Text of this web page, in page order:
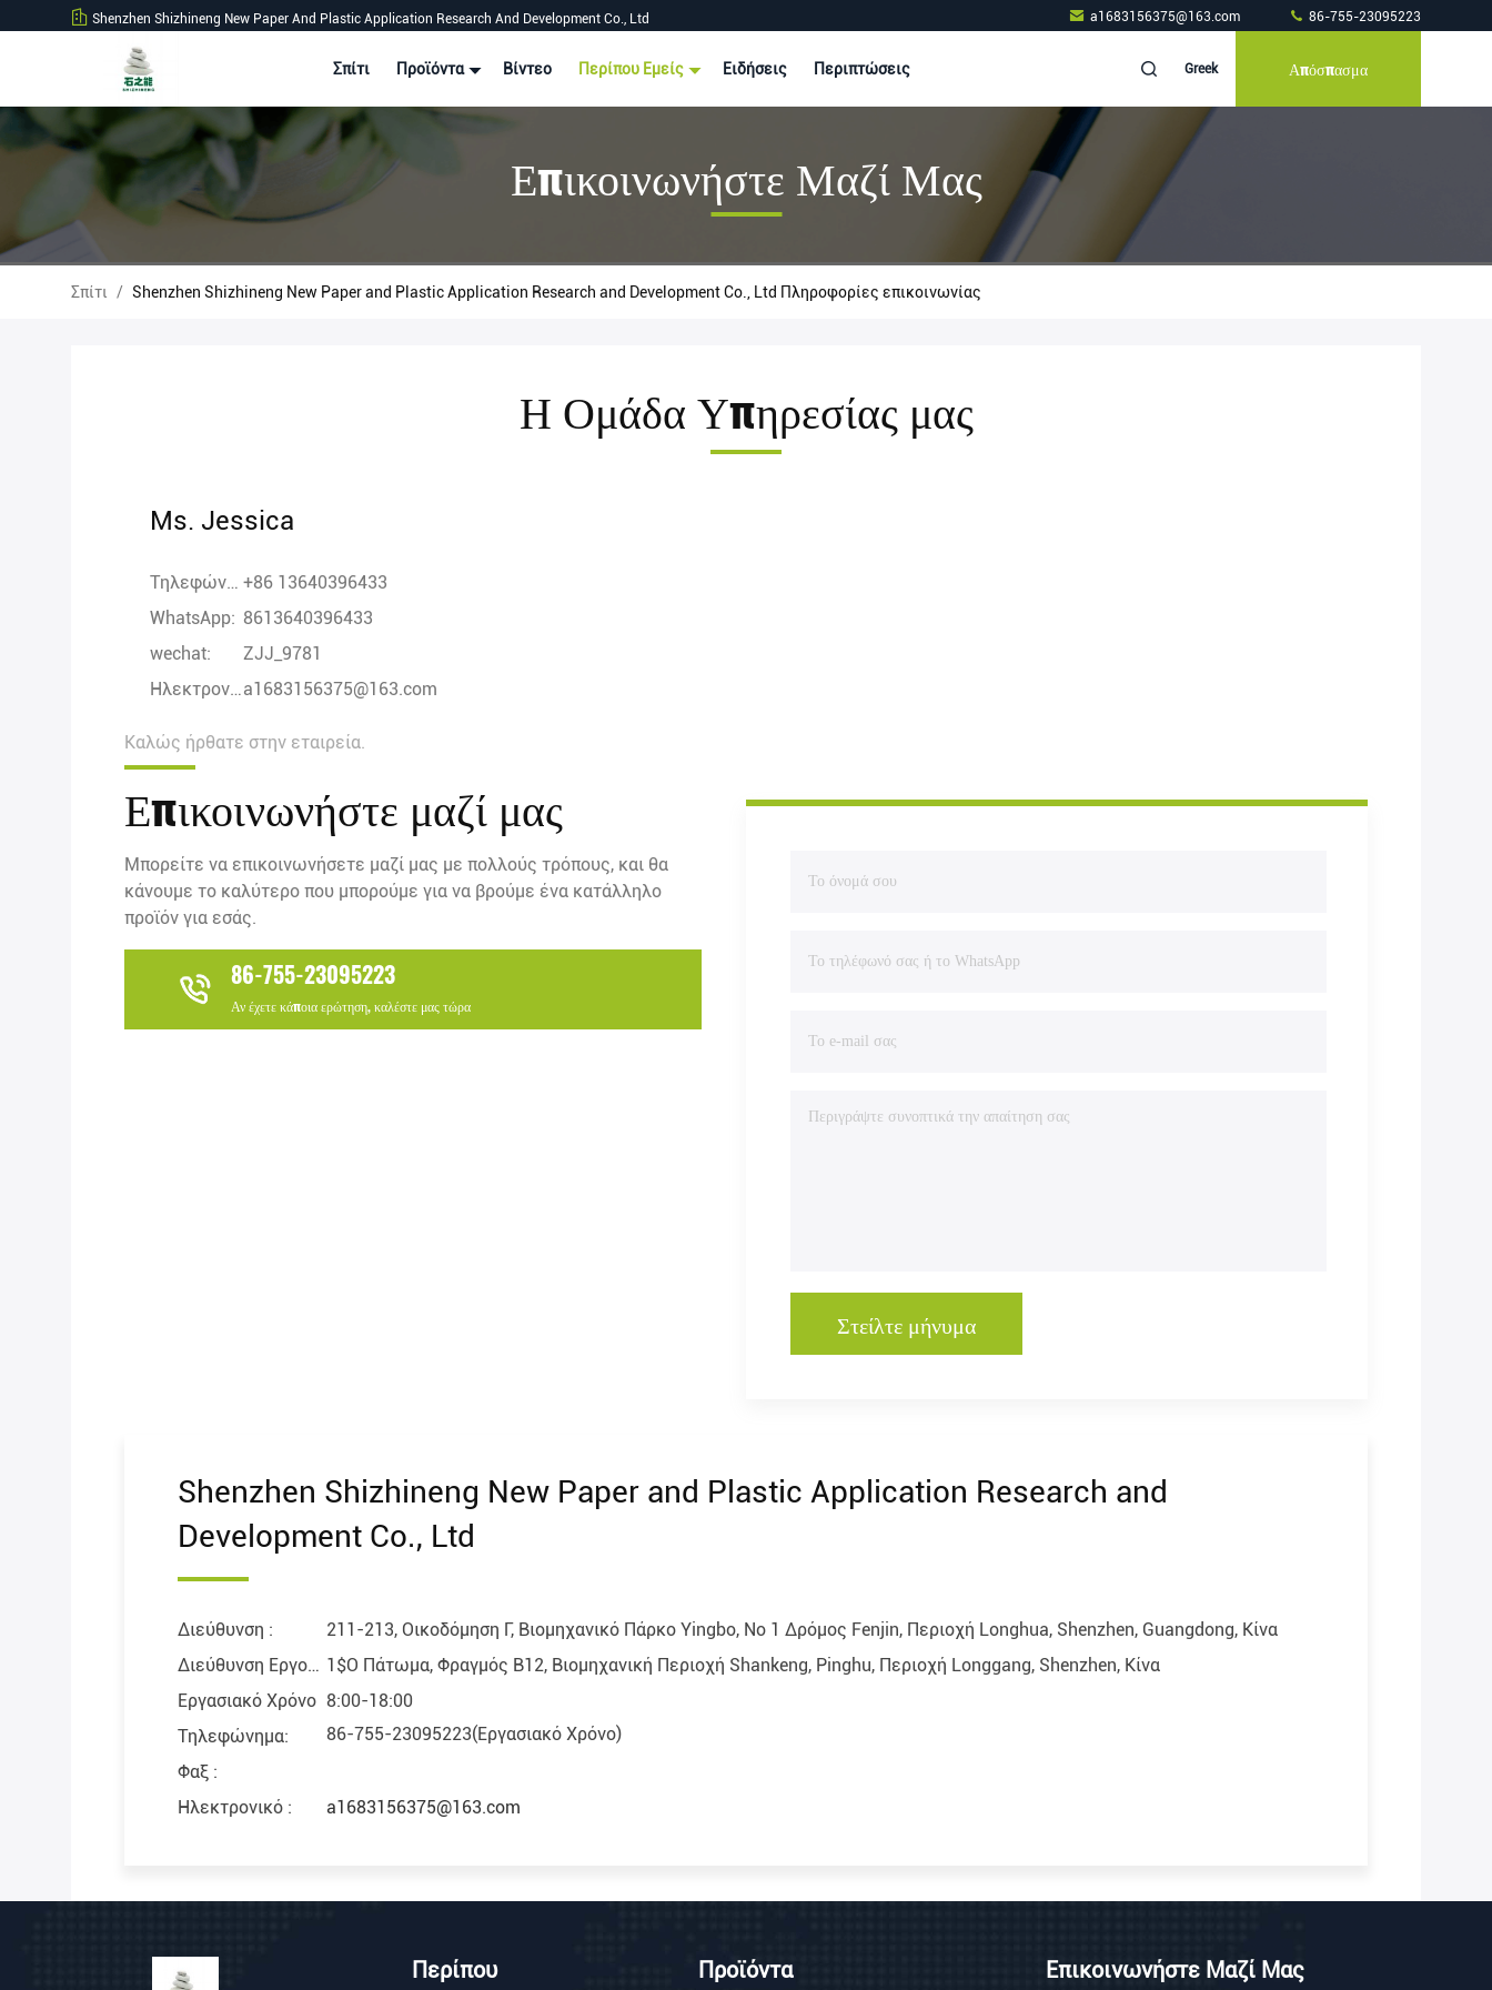
Shenzhen Shizhineng New Paper And Plastic Application Research And Development Co., Ltd a1683156375@163.com 86-755-23095223
Σπίτι Προϊόντα Βίντεο Περίπου Εμείς Ειδήσεις Περιπτώσεις Greek Απόσπασμα
Επικοινωνήστε Μαζί Μας
Σπίτι / Shenzhen Shizhineng New Paper and Plastic Application Research and Development Co., Ltd Πληροφορίες επικοινωνίας
Η Ομάδα Υπηρεσίας μας
Ms. Jessica
Τηλεφώνημα: +86 13640396433
WhatsApp: 8613640396433
wechat:
ZJJ_9781
Ηλεκτρονικό:a1683156375@163.com
Καλώς ήρθατε στην εταιρεία.
Επικοινωνήστε μαζί μας
Μπορείτε να επικοινωνήσετε μαζί μας με πολλούς τρόπους, και θα
κάνουμε το καλύτερο που μπορούμε για να βρούμε ένα κατάλληλο
προϊόν για εσάς.
86-755-23095223
Αν έχετε κάποια ερώτηση, καλέστε μας τώρα
Στείλτε μήνυμα
Shenzhen Shizhineng New Paper and Plastic Application Research and
Development Co., Ltd
Διεύθυνση :
211-213, Οικοδόμηση Γ, Βιομηχανικό Πάρκο Yingbo, Νο 1 Δρόμος Fenjin, Περιοχή Longhua, Shenzhen, Guangdong, Κίνα
Διεύθυνση Εργοστασίου : 1$ο Πάτωμα, Φραγμός B12, Βιομηχανική Περιοχή Shankeng, Pinghu, Περιοχή Longgang, Shenzhen, Κίνα
Εργασιακό Χρόνο 8:00-18:00
Τηλεφώνημα:
86-755-23095223(Εργασιακό Χρόνο)
Φαξ :
Ηλεκτρονικό :
a1683156375@163.com
Περίπου Προϊόντα Επικοινωνήστε Μαζί Μας